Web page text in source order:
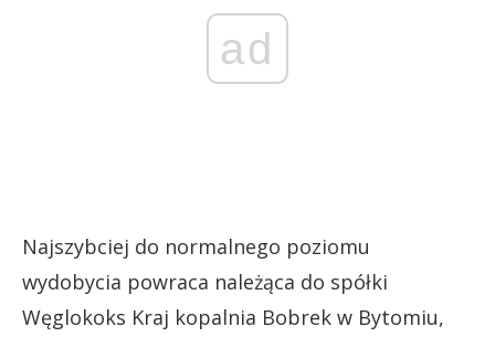
ad
Najszybciej do normalnego poziomu
wydobycia powraca należąca do spółki
Węglokoks Kraj kopalnia Bobrek w Bytomiu,